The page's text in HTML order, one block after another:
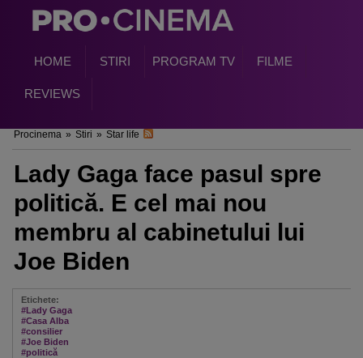
HOME STIRI PROGRAM TV FILME
REVIEWS
Procinema » Stiri » Star life
Lady Gaga face pasul spre
politică. E cel mai nou
membru al cabinetului lui
Joe Biden
Etichete:
#Lady Gaga
#Casa Alba
#consilier
#Joe Biden
#politică